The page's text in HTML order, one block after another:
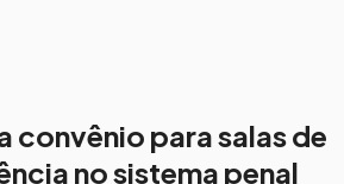
convênio para salas de
no sistema penal